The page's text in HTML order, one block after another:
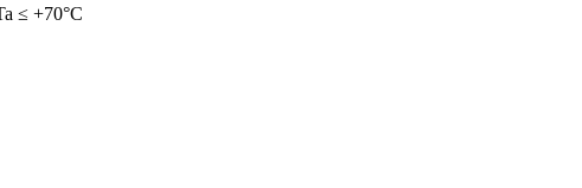
≤ +70°C